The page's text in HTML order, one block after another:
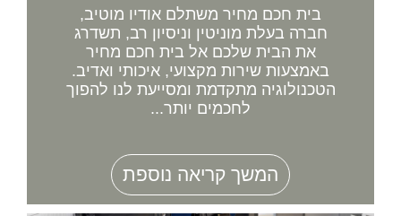
בית חכם מחיר משתלם אודיו מוטיב,
חברה בעלת מוניטין וניסיון רב, תשדרג
את הבית שלכם אל בית חכם מחיר
באמצעות שירות מקצועי, איכותי ואדיב.
הטכנולוגיה מתקדמת ומסייעת לנו להפוך
לחכמים יותר...
המשך קריאה נוספת